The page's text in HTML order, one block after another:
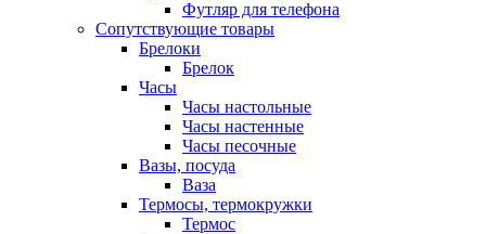
Футляр для телефона
Сопутствующие товары
Брелоки
Брелок
Часы
Часы настольные
Часы настенные
Часы песочные
Вазы, посуда
Ваза
Термосы, термокружки
Термос